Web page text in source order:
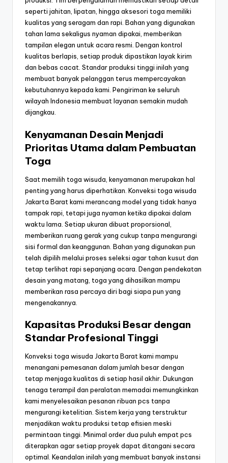
seperti jahitan, lipatan, hingga aksesori toga memiliki
kualitas yang seragam dan rapi. Bahan yang digunakan
tahan lama sekaligus nyaman dipakai, memberikan
tampilan elegan untuk acara resmi. Dengan kontrol
kualitas berlapis, setiap produk dipastikan layak kirim
dan bebas cacat. Standar produksi tinggi inilah yang
membuat banyak pelanggan terus mempercayakan
kebutuhannya kepada kami. Pengiriman ke seluruh
wilayah Indonesia membuat layanan semakin mudah
dijangkau.
Kenyamanan Desain Menjadi
Prioritas Utama dalam Pembuatan
Toga
Saat memilih toga wisuda, kenyamanan merupakan hal
penting yang harus diperhatikan. Konveksi toga wisuda
Jakarta Barat kami merancang model yang tidak hanya
tampak rapi, tetapi juga nyaman ketika dipakai dalam
waktu lama. Setiap ukuran dibuat proporsional,
memberikan ruang gerak yang cukup tanpa mengurangi
sisi formal dan keanggunan. Bahan yang digunakan pun
telah dipilih melalui proses seleksi agar tahan kusut dan
tetap terlihat rapi sepanjang acara. Dengan pendekatan
desain yang matang, toga yang dihasilkan mampu
memberikan rasa percaya diri bagi siapa pun yang
mengenakannya.
Kapasitas Produksi Besar dengan
Standar Profesional Tinggi
Konveksi toga wisuda Jakarta Barat kami mampu
menangani pemesanan dalam jumlah besar dengan
tetap menjaga kualitas di setiap hasil akhir. Dukungan
tenaga terampil dan peralatan memadai memungkinkan
kami menyelesaikan pesanan ribuan pcs tanpa
mengurangi ketelitian. Sistem kerja yang terstruktur
menjadikan waktu produksi tetap efisien meski
permintaan tinggi. Minimal order dua puluh empat pcs
diterapkan agar setiap proyek dapat ditangani secara
optimal. Keandalan inilah yang membuat banyak instansi